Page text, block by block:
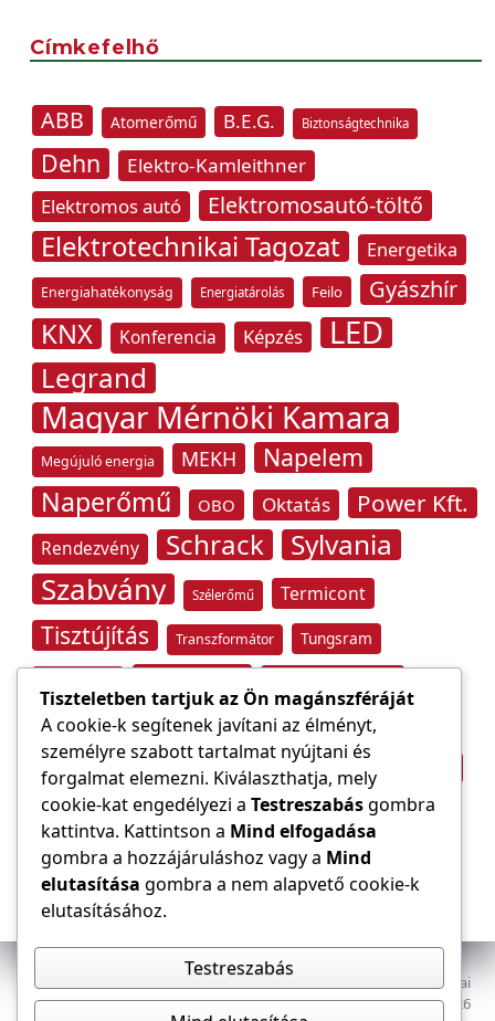
Címkefelhő
ABB Atomerőmű B.E.G. Biztonságtechnika
Dehn
Elektro-Kamleithner
Elektromos autó
Elektromosautó-töltő
Elektrotechnikai Tagozat Energetika
Energiahatékonyság Energiatárolás Feilo Gyászhír
KNX Konferencia Képzés LED
Legrand
Magyar Mérnöki Kamara
Megújuló energia MEKH Napelem
Naperőmű OBO Oktatás Power Kft.
Rendezvény Schrack Sylvania
Szabvány Szélerőmű Termicont
Tisztújítás Transzformátor Tungsram
Villámvédelem
Világítástechnika Áramfogyasztás
Áramszolgáltató Építőipar átviteli hálózat
Az E-VILLAMOS szaklap a Magyar Mérnöki Kamara Elektrotechnikai
Tagozatának lapja. Minden jog fenntartva, © 2009–2026
Tiszteletben tartjuk az Ön magánszféráját
A cookie-k segítenek javítani az élményt,
személyre szabott tartalmat nyújtani és
forgalmat elemezni. Kiválaszthatja, mely
cookie-kat engedélyezi a Testreszabásgombra
kattintva. Kattintson a Mind elfogadása
gombra a hozzájáruláshoz vagy a Mind
elutasítása gombra a nem alapvető cookie-k
elutasításához.
Testreszabás